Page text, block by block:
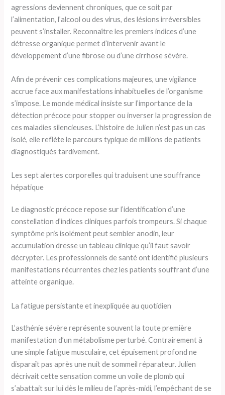
agressions deviennent chroniques, que ce soit par
l’alimentation, l’alcool ou des virus, des lésions irréversibles
peuvent s’installer. Reconnaître les premiers indices d’une
détresse organique permet d’intervenir avant le
développement d’une fibrose ou d’une cirrhose sévère.
Afin de prévenir ces complications majeures, une vigilance
accrue face aux manifestations inhabituelles de l’organisme
s’impose. Le monde médical insiste sur l’importance de la
détection précoce pour stopper ou inverser la progression de
ces maladies silencieuses. L’histoire de Julien n’est pas un cas
isolé, elle reflète le parcours typique de millions de patients
diagnostiqués tardivement.
Les sept alertes corporelles qui traduisent une souffrance
hépatique
Le diagnostic précoce repose sur l’identification d’une
constellation d’indices cliniques parfois trompeurs. Si chaque
symptôme pris isolément peut sembler anodin, leur
accumulation dresse un tableau clinique qu’il faut savoir
décrypter. Les professionnels de santé ont identifié plusieurs
manifestations récurrentes chez les patients souffrant d’une
atteinte organique.
La fatigue persistante et inexpliquée au quotidien
L’asthénie sévère représente souvent la toute première
manifestation d’un métabolisme perturbé. Contrairement à
une simple fatigue musculaire, cet épuisement profond ne
disparaît pas après une nuit de sommeil réparateur. Julien
décrivait cette sensation comme un voile de plomb qui
s’abattait sur lui dès le milieu de l’après-midi, l’empêchant de se